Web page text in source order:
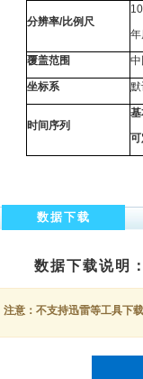
分辨率/比例尺
覆盖范围
坐标系
时间序列
可
数据下载
数据下载说明
注意：不支持迅雷等工具下